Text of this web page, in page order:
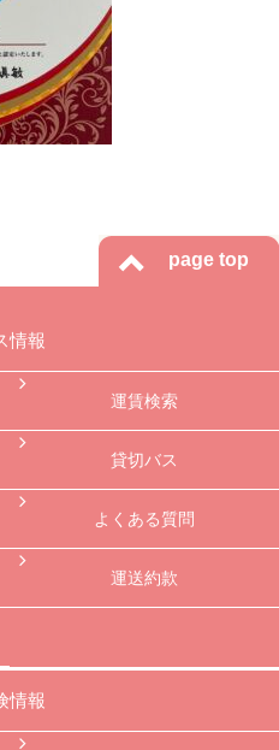
険
について
page top
情報
運賃検索
貸切バス
よくある質問
運送約款
情報